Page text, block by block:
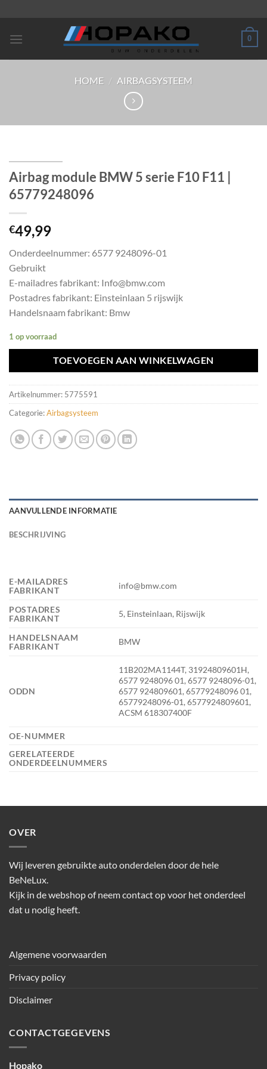
inhoud
0
HOME / AIRBAGSYSTEEM
Airbag module BMW 5 serie F10 F11 |
65779248096
€49,99
Onderdeelnummer: 6577 9248096-01
Gebruikt
E-mailadres fabrikant: Info@bmw.com
Postadres fabrikant: Einsteinlaan 5 rijswijk
Handelsnaam fabrikant: Bmw
1 op voorraad
TOEVOEGEN AAN WINKELWAGEN
Artikelnummer: 5775591
Categorie:Airbagsysteem
AANVULLENDE INFORMATIE
BESCHRIJVING
E-MAILADRES
FABRIKANT
info@bmw.com
POSTADRES
FABRIKANT
5, Einsteinlaan, Rijswijk
HANDELSNAAM
FABRIKANT
BMW
ODDN
11B202MA1144T, 31924809601H,
6577 9248096 01, 6577 9248096-01,
6577 924809601, 65779248096 01,
65779248096-01, 6577924809601,
ACSM 618307400F
OE-NUMMER
GERELATEERDE
ONDERDEELNUMMERS
OVER
Wij leveren gebruikte auto onderdelen door de hele
BeNeLux.
Kijk in de webshop of neem contact op voor het onderdeel
dat u nodig heeft.
Algemene voorwaarden
Privacy policy
Disclaimer
CONTACTGEGEVENS
Hopako